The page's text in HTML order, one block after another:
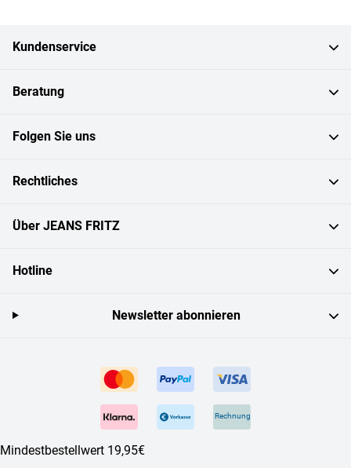
Kundenservice
Beratung
Folgen Sie uns
Rechtliches
Über JEANS FRITZ
Hotline
Rechnung
Mindestbestellwert 19,95€
Newsletter abonnieren